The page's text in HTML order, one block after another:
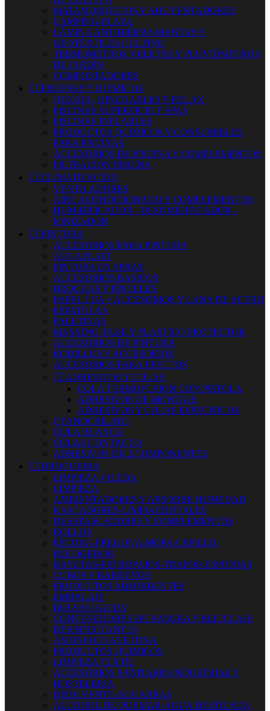
MATAMOSQUITOS Y AHUYENTADORES
CAMPING-PLAYA
LÁMINA ANTIHIERBA MANTAS Y
GEOTÉXTILES CULTIVO
TERMOMETROS VELETAS Y PLUVIÓMETROS
DE JARDÍN
COMPOSTADORES
 PISCINAS Y QUIMICOS
JUEGOS - HINCHABLES Y RELAX
PISCINAS SUPERFICIE Y SPAS
PISCINAS INFLABLES
PRODUCTOS QUIMICOS Y CONSUMIBLES
PARA PISCINAS
ACCESORIOS DE PISCINA Y COMPLEMENTOS
FILTRACION PISCINA
 CLIMATIZACION
VENTILADORES
AIRE ACONDICIONADO Y COMPLEMENTOS
HUMIDIFICADOR - DESUMIDIFICADOR -
IONIZADOR
 PINTURA
ACCESORIOS PARA PINTURA
AGUAPLAST
PINTURA EN SPRAY
ACCESORIOS BASICOS
BROCHAS Y PINCELES
PAPEL LIJA + ACCESORIOS Y LANA DE ACERO
ESPATULAS
PALETINAS
MASKING TAKE Y PLASTICO PROTECTOR
ACCESORIOS DE PINTURA
RODILLOS Y ACCESORIOS
ACCESORIOS PARA EFECTOS
 ADHESIVOS Y COLAS
COLA TERMOFUSION CON PISTOLA
ADHESIVOS DE MONTAJE
ADHESIVOS Y COLAS ESPECIFICOS
CYANOCRILATO
COLA BLANCA
COLAS CONTACTO
ADHESIVOS DE 2 COMPONENTES
 DROGUERIA
LIMPIEZA VILEDA
LIMPIEZA
AMBIENTADORES Y ABSORBE HUMEDAD
RASCADORES-LIMPIACRISTALES
DESATASCADORES Y COMPLEMENTOS
ROLLOS
ESCOBA-FREGONA-MOPA-CEPILLO-
RECOGEDOR
BAYETAS-ESTROPAJOS-TRAPOS-ESPONJAS
CUBOS Y BARREÑOS
PRODUCTOS ABSORBENTES
EMBALAJE
BOLSAS-SACOS
CONTENEDORES DE BASURA Y RECICLAJE
DESINFECTANTES
AMONIACO ACETONA
PRODUCTOS QUIMICOS
LIMPIEZA TEXTIL
ACCESORIOS SANITARIO INDUSTRIAL Y
HOSTELERIA
DISOLVENTE-AGUARRAS
ALCOHOL DE QUEMAR-AGUA DESTILADA